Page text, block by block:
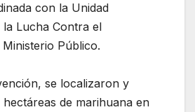
con la Unidad
la Lucha Contra el
Público.
se localizaron y
de marihuana en